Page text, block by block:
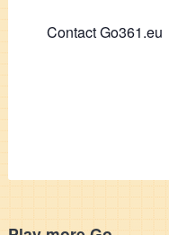
Contact Go361.eu